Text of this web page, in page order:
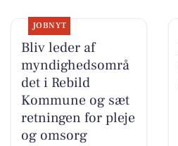
JOBNYT
Bliv leder af
myndighedsområ
det i Rebild
Kommune og sæt
retningen for pleje
og omsorg